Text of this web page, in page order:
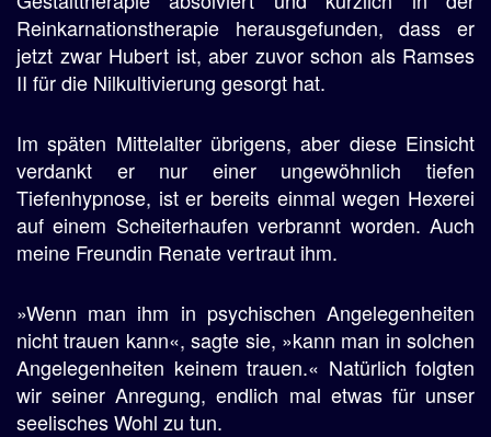
Reinkarnationstherapie herausgefunden, dass er
jetzt zwar Hubert ist, aber zuvor schon als Ramses
II für die Nilkultivierung gesorgt hat.
Im späten Mittelalter übrigens, aber diese Einsicht
verdankt er nur einer ungewöhnlich tiefen
Tiefenhypnose, ist er bereits einmal wegen Hexerei
auf einem Scheiterhaufen verbrannt worden. Auch
meine Freundin Renate vertraut ihm.
»Wenn man ihm in psychischen Angelegenheiten
nicht trauen kann«, sagte sie, »kann man in solchen
Angelegenheiten keinem trauen.« Natürlich folgten
wir seiner Anregung, endlich mal etwas für unser
seelisches Wohl zu tun.